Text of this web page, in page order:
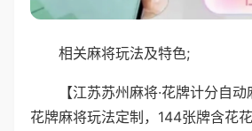
相关麻将玩法及特色;
【江苏苏州麻将·花牌计分自
花牌麻将玩法定制，144张牌含花